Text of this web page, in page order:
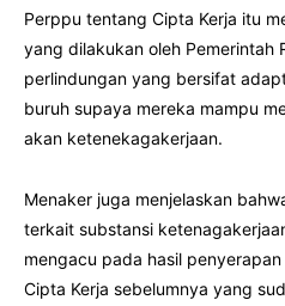
Perppu tentang Cipta Kerja itu
yang dilakukan oleh Pemerintah
perlindungan yang bersifat
buruh supaya mereka mampu
akan ketenekagakerjaan.
Menaker juga menjelaskan
terkait substansi
mengacu pada hasil
Cipta Kerja sebelumnya yang